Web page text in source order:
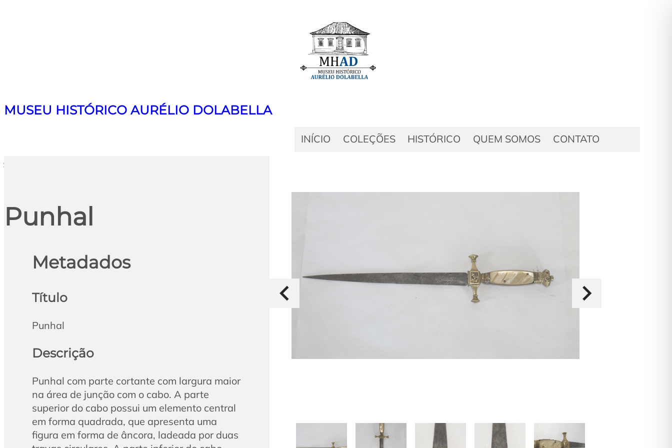
MUSEU HISTÓRICO AURÉLIO DOLABELLA
INÍCIO COLEÇÕES HISTÓRICO QUEM SOMOS
CONTATO
Search
Punhal
Metadados
Título
Punhal
Descrição
Punhal com parte cortante com largura maior
na área de junção com o cabo. A parte
superior do cabo possui um elemento central
em forma quadrada, que apresenta uma
figura em forma de âncora, ladeada por duas